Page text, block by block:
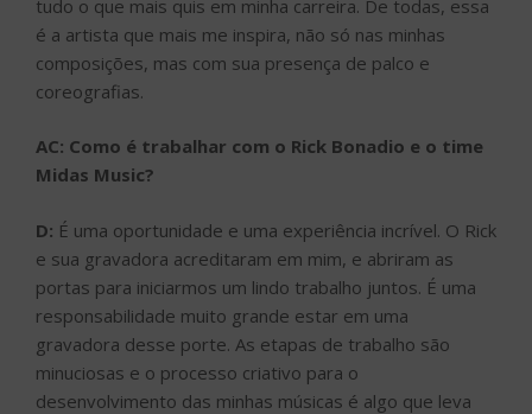
tudo o que mais quis em minha carreira. De todas, essa
é a artista que mais me inspira, não só nas minhas
composições, mas com sua presença de palco e
coreografias.
AC: Como é trabalhar com o Rick Bonadio e o time
Midas Music?
D: É uma oportunidade e uma experiência incrível. O Rick
e sua gravadora acreditaram em mim, e abriram as
portas para iniciarmos um lindo trabalho juntos. É uma
responsabilidade muito grande estar em uma
gravadora desse porte. As etapas de trabalho são
minuciosas e o processo criativo para o
desenvolvimento das minhas músicas é algo que leva